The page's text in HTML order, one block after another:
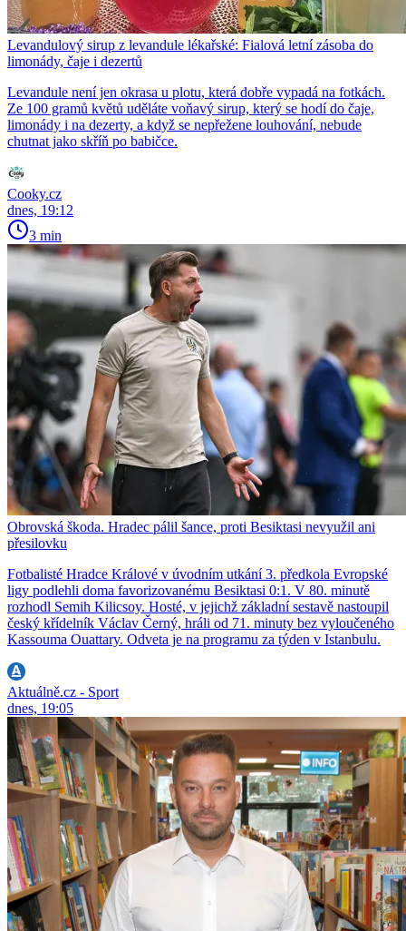
Levandulový sirup z levandule lékařské: Fialová letní zásoba do
limonády, čaje i dezertů
Levandule není jen okrasa u plotu, která dobře vypadá na fotkách.
Ze 100 gramů květů uděláte voňavý sirup, který se hodí do čaje,
limonády i na dezerty, a když se nepřežene louhování, nebude
chutnat jako skříň po babičce.
Cooky.cz
dnes, 19:12
3 min
Obrovská škoda. Hradec pálil šance, proti Besiktasi nevyužil ani
přesilovku
Fotbalisté Hradce Králové v úvodním utkání 3. předkola Evropské
ligy podlehli doma favorizovanému Besiktasi 0:1. V 80. minutě
rozhodl Semih Kilicsoy. Hosté, v jejichž základní sestavě nastoupil
český křídelník Václav Černý, hráli od 71. minuty bez vyloučeného
Kassouma Ouattary. Odveta je na programu za týden v Istanbulu.
Aktuálně.cz - Sport
dnes, 19:05